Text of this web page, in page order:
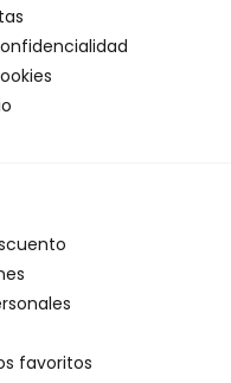
favoritos